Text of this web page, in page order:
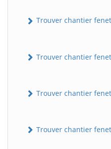
Trouver chantier
Trouver chantier
Trouver chantier
Trouver chantier